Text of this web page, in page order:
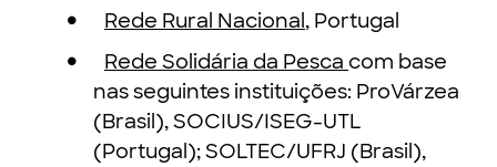
Rede Rural Nacional, Portugal
Rede Solidária da Pesca com base
nas seguintes instituições: ProVárzea
(Brasil), SOCIUS/ISEG-UTL
(Portugal); SOLTEC/UFRJ (Brasil),